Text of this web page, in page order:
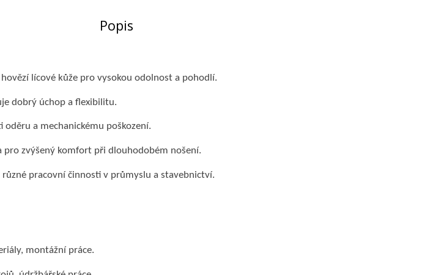
Popis
hovězí lícové kůže pro vysokou odolnost a pohodlí.
dobrý úchop a flexibilitu.
a mechanickému poškození.
pro zvýšený komfort při dlouhodobém nošení.
pracovní činnosti v průmyslu a stavebnictví.
montážní práce.